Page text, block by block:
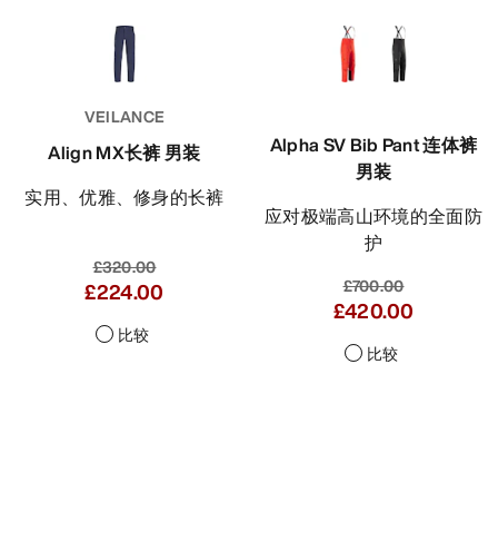
VEILANCE
Align MX长裤 男装
实用、优雅、修身的长裤
£320.00
£224.00
比较
Alpha SV Bib Pant 连体裤
男装
应对极端高山环境的全面防
护
£700.00
£420.00
比较